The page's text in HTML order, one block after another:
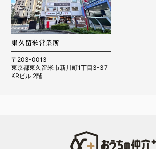
東久留米営業所
〒203-0013
東京都東久留米市新川町1丁目3-37
KRビル 2階